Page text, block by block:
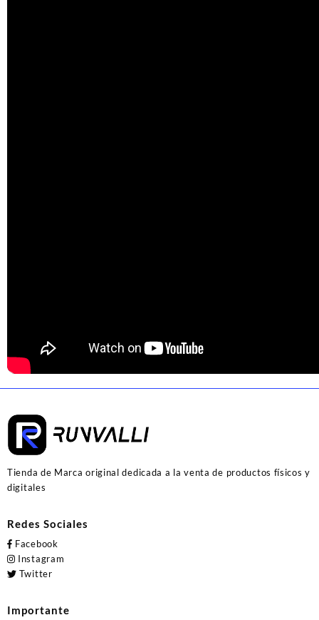
Tienda de Marca original dedicada a la venta de productos físicos y
digitales
Redes Sociales
Facebook
Instagram
Twitter
Importante